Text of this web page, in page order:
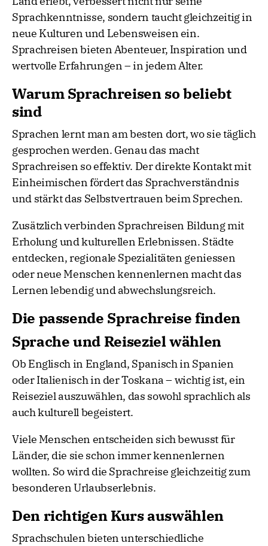
Sprachkenntnisse, sondern taucht gleichzeitig in
neue Kulturen und Lebensweisen ein.
Sprachreisen bieten Abenteuer, Inspiration und
wertvolle Erfahrungen – in jedem Alter.
Warum Sprachreisen so beliebt
sind
Sprachen lernt man am besten dort, wo sie täglich
gesprochen werden. Genau das macht
Sprachreisen so effektiv. Der direkte Kontakt mit
Einheimischen fördert das Sprachverständnis
und stärkt das Selbstvertrauen beim Sprechen.
Zusätzlich verbinden Sprachreisen Bildung mit
Erholung und kulturellen Erlebnissen. Städte
entdecken, regionale Spezialitäten geniessen
oder neue Menschen kennenlernen macht das
Lernen lebendig und abwechslungsreich.
Die passende Sprachreise finden
Sprache und Reiseziel wählen
Ob Englisch in England, Spanisch in Spanien
oder Italienisch in der Toskana – wichtig ist, ein
Reiseziel auszuwählen, das sowohl sprachlich als
auch kulturell begeistert.
Viele Menschen entscheiden sich bewusst für
Länder, die sie schon immer kennenlernen
wollten. So wird die Sprachreise gleichzeitig zum
besonderen Urlaubserlebnis.
Den richtigen Kurs auswählen
Sprachschulen bieten unterschiedliche